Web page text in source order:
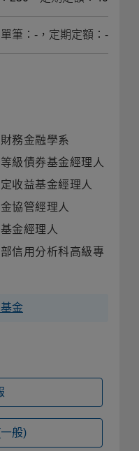
單筆：-，定期定額：-
務金融學系
級債券基金經理人
收益基金經理人
協管經理人
金經理人
信用分析科高級專
金
般)